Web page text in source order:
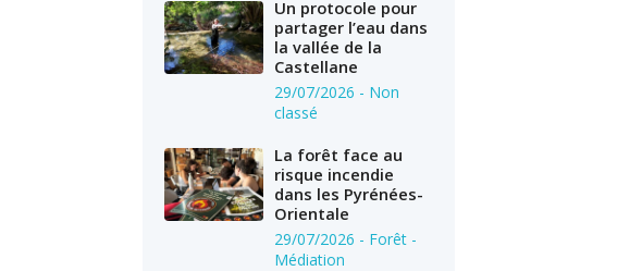
Un protocole pour
partager l’eau dans
la vallée de la
Castellane
29/07/2026 - Non
classé
La forêt face au
risque incendie
dans les Pyrénées-
Orientale
29/07/2026 - Forêt -
Médiation